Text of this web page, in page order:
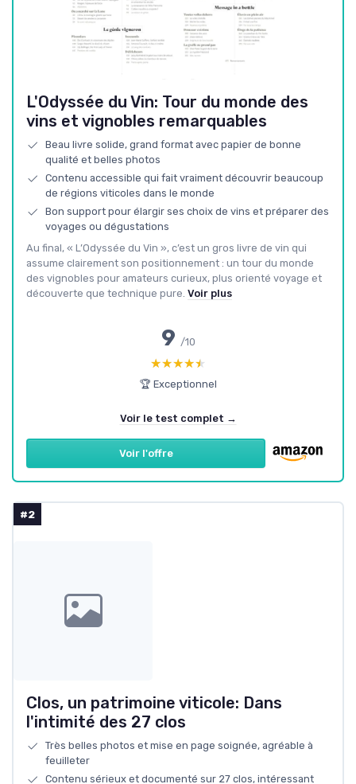
L'Odyssée du Vin: Tour du monde des
vins et vignobles remarquables
Beau livre solide, grand format avec papier de bonne
qualité et belles photos
Contenu accessible qui fait vraiment découvrir beaucoup
de régions viticoles dans le monde
Bon support pour élargir ses choix de vins et préparer des
voyages ou dégustations
Au final, « L’Odyssée du Vin », c’est un gros livre de vin qui
assume clairement son positionnement : un tour du monde
des vignobles pour amateurs curieux, plus orienté voyage et
découverte que technique pure. Voir plus
9 /10
★★★★★
★★★★★
🏆 Exceptionnel
Voir le test complet →
Voir l'offre
#2
Clos, un patrimoine viticole: Dans
l'intimité des 27 clos
Très belles photos et mise en page soignée, agréable à
feuilleter
Contenu sérieux et documenté sur 27 clos, intéressant